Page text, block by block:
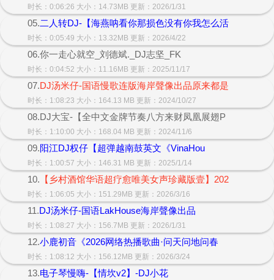
时长：0:06:26 大小：14.73MB 更新：2026/1/31
05.二人转DJ-【海燕呐看你那损色没有你我怎么活
时长：0:05:49 大小：13.32MB 更新：2026/4/22
06.你一走心就空_刘德斌._DJ志坚_FK
时长：0:04:52 大小：11.16MB 更新：2025/11/17
07.DJ汤米仔-国语慢歌连版海岸聲像出品原来都是
时长：1:08:23 大小：164.13 MB 更新：2024/10/27
08.DJ大宝-【全中文金牌节奏八方来财凤凰展翅P
时长：1:10:00 大小：168.04 MB 更新：2024/11/6
09.阳江DJ权仔【超弹越南鼓英文《VinaHou
时长：1:00:57 大小：146.31 MB 更新：2025/1/14
10. 【乡村酒馆华语超疗愈唯美女声珍藏版壹】202
时长：1:06:05 大小：151.29MB 更新：2026/3/16
11.DJ汤米仔-国语LakHouse海岸聲像出品
时长：1:08:27 大小：156.7MB 更新：2026/1/31
12.小鹿初音《2026网络热播歌曲·问天问地问春
时长：1:08:12 大小：156.12MB 更新：2026/3/24
13.电子琴慢嗨-【情坎v2】-DJ小花